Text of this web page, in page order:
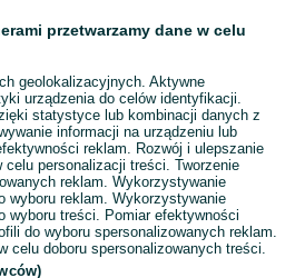
przetwarzamy dane w celu
geolokalizacyjnych. Aktywne
urządzenia do celów identyfikacji.
statystyce lub kombinacji danych z
informacji na urządzeniu lub
reklam. Rozwój i ulepszanie
celu personalizacji treści. Tworzenie
reklam. Wykorzystywanie
wyboru reklam. Wykorzystywanie
wyboru treści. Pomiar efektywności
do wyboru spersonalizowanych reklam.
celu doboru spersonalizowanych treści.